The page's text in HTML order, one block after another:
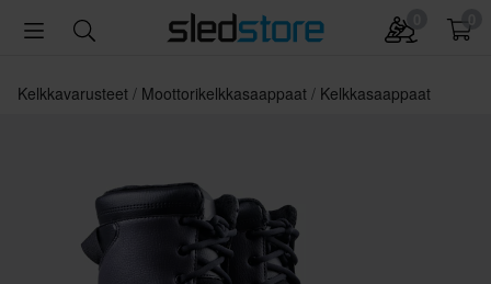
Kelkkavarusteet Moottorikelkkasaappaat Kelkkasaappaat